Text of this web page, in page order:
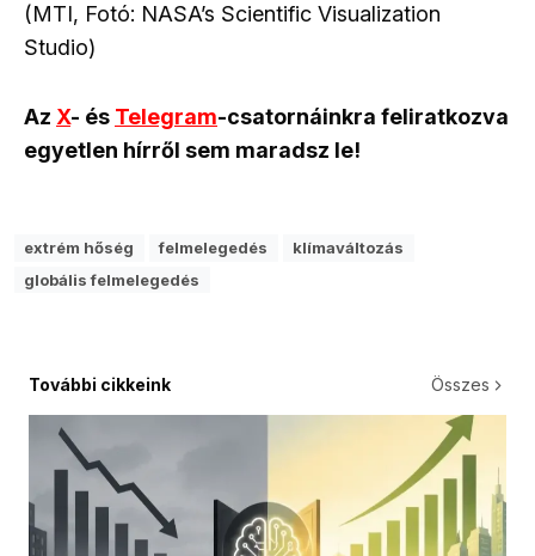
(MTI, Fotó: NASA’s Scientific Visualization
Studio)
Az X- és Telegram-csatornáinkra feliratkozva
egyetlen hírről sem maradsz le!
extrém hőség felmelegedés
klímaváltozás
globális felmelegedés
További cikkeink Összes